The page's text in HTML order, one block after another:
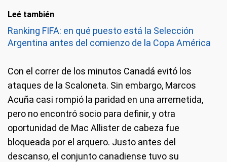
Leé también
Ranking FIFA: en qué puesto está la Selección
Argentina antes del comienzo de la Copa América
Con el correr de los minutos Canadá evitó los
ataques de la Scaloneta. Sin embargo, Marcos
Acuña casi rompió la paridad en una arremetida,
pero no encontró socio para definir, y otra
oportunidad de Mac Allister de cabeza fue
bloqueada por el arquero. Justo antes del
descanso, el conjunto canadiense tuvo su